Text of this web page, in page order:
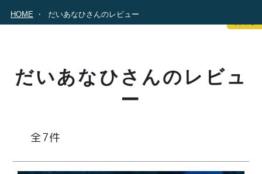
注文履歴 会員登録情報 ポイント
商品一覧
HOME だいあなひさんのレビュー
だいあなひさんのレビュ
ー
7